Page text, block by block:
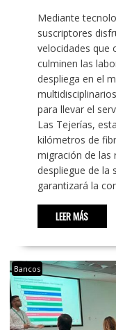
Mediante
suscriptores
velocidades que
culminen las
despliega en el
para llevar el
Las Tejerías,
kilómetros de
migración de las
despliegue de la
garantizará la
LEER MÁS
Bancos